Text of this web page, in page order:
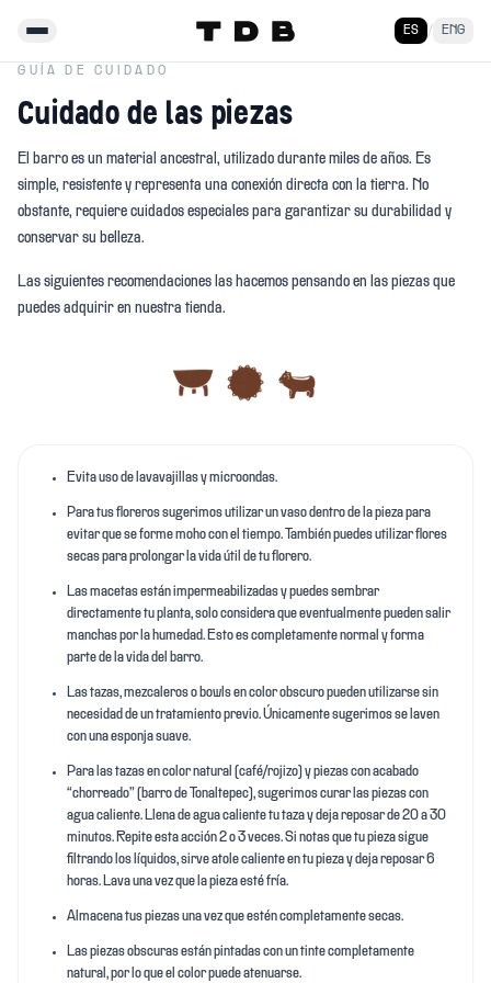
ES / ENG
GUÍA DE CUIDADO
Cuidado de las piezas
El barro es un material ancestral, utilizado durante miles de años. Es
simple, resistente y representa una conexión directa con la tierra. No
obstante, requiere cuidados especiales para garantizar su durabilidad y
conservar su belleza.
Las siguientes recomendaciones las hacemos pensando en las piezas que
puedes adquirir en nuestra tienda.
Evita uso de lavavajillas y microondas.
Para tus floreros sugerimos utilizar un vaso dentro de la pieza para
evitar que se forme moho con el tiempo. También puedes utilizar flores
secas para prolongar la vida útil de tu florero.
Las macetas están impermeabilizadas y puedes sembrar
directamente tu planta, solo considera que eventualmente pueden salir
manchas por la humedad. Esto es completamente normal y forma
parte de la vida del barro.
Las tazas, mezcaleros o bowls en color obscuro pueden utilizarse sin
necesidad de un tratamiento previo. Únicamente sugerimos se laven
con una esponja suave.
Para las tazas en color natural (café/rojizo) y piezas con acabado
“chorreado” (barro de Tonaltepec), sugerimos curar las piezas con
agua caliente. Llena de agua caliente tu taza y deja reposar de 20 a 30
minutos. Repite esta acción 2 o 3 veces. Si notas que tu pieza sigue
filtrando los líquidos, sirve atole caliente en tu pieza y deja reposar 6
horas. Lava una vez que la pieza esté fría.
Almacena tus piezas una vez que estén completamente secas.
Las piezas obscuras están pintadas con un tinte completamente
natural, por lo que el color puede atenuarse.